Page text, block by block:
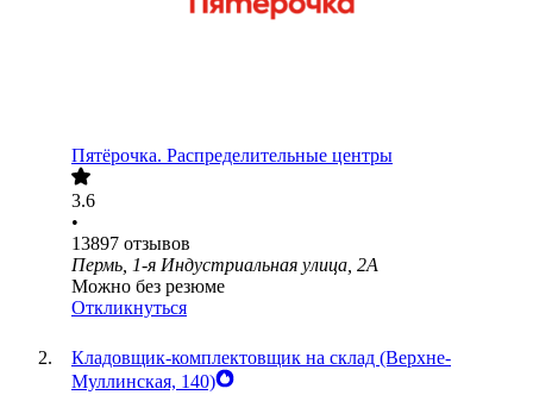
Пятёрочка. Распределительные центры
3.6
•
13897 отзывов
Пермь, 1-я Индустриальная улица, 2А
Можно без резюме
Откликнуться
Кладовщик-комплектовщик на склад (Верхне-
Муллинская, 140)